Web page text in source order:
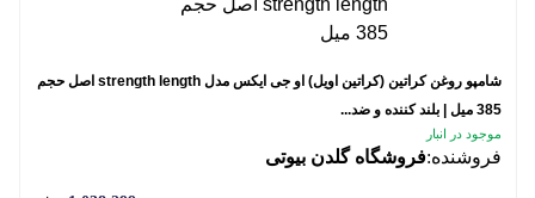
شامپو روغن کراتین (کراتین اویل) او جی ایکس مدل strength length اصل حجم
385 میل | بلند کننده و ضد...
موجود در انبار
فروشنده:فروشگاه گلدن بیوتی